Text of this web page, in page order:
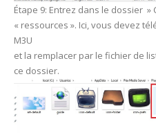
Étape 9: Entrez dans le dossier
« ressources ». Ici, vous devez
M3U
et la remplacer par le fichier de
ce dossier.